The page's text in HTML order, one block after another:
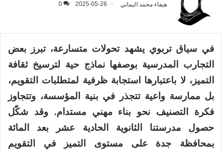
هيفاء محمد اليماني 2025-05-26
0
في سياق تربوي يشهد تحولات متسارعة، تبرز بعض
التجارب المدرسية بوصفها نماذج حية لترسيخ ثقافة
التميز، لا باعتبارها استجابة ظرفية لمتطلبات التقويم،
بل ممارسة واعية تتجذر في بنية المؤسسة، وتتجاوز
فكرة التصنيف نحو بناء مهني مستدام. وقد شكّل
حصول مدرستنا الثانوية الحادية عشر بعد المائة
بمحافظة جدة على مستوى التميز في التقويم